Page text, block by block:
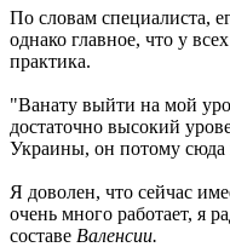
По словам специалиста,
однако главное, что у
практика.
"Ванату выйти на мой
достаточно высокий
Украины, он потому сюда
Я доволен, что сейчас
очень много работает, я
составе Валенсии.